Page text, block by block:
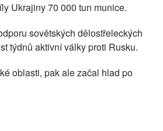
Ukrajiny 70 000 tun munice.
sovětských dělostřeleckých
týdnů aktivní války proti Rusku.
oblasti, pak ale začal hlad po